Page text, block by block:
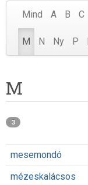
Mind A B C
M N Ny P
M
3
mesemondó
mézeskalácsos